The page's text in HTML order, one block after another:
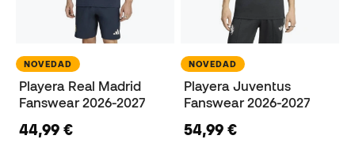
NOVEDAD
Playera Real Madrid
Fanswear 2026-2027
44,99 €
NOVEDAD
Playera Juventus
Fanswear 2026-2027
54,99 €